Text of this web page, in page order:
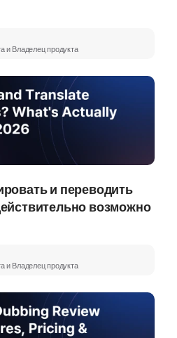
и Владелец продукта
и переводить
возможно
и Владелец продукта